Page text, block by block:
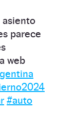
asiento
parece
web
#auto